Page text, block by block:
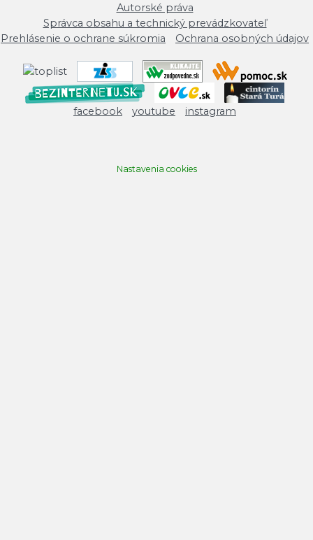
Autorské práva
Správca obsahu a technický prevádzkovateľ
Prehlásenie o ochrane súkromia
Ochrana osobných údajov
facebook youtube instagram
Nastavenia cookies